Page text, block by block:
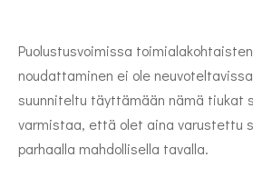
Puolustusvoimissa
noudattaminen ei ole
suunniteltu täyttämään nämä tiukat
varmistaa, että olet aina varustettu
parhaalla mahdollisella tavalla.